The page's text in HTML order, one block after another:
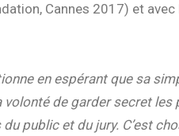
Cannes 2017) et avec
en espérant que sa
de garder secret les
public et du jury. C’est